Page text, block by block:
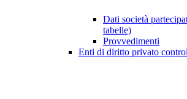
Dati società
tabelle)
Provvedimenti
Enti di diritto privato